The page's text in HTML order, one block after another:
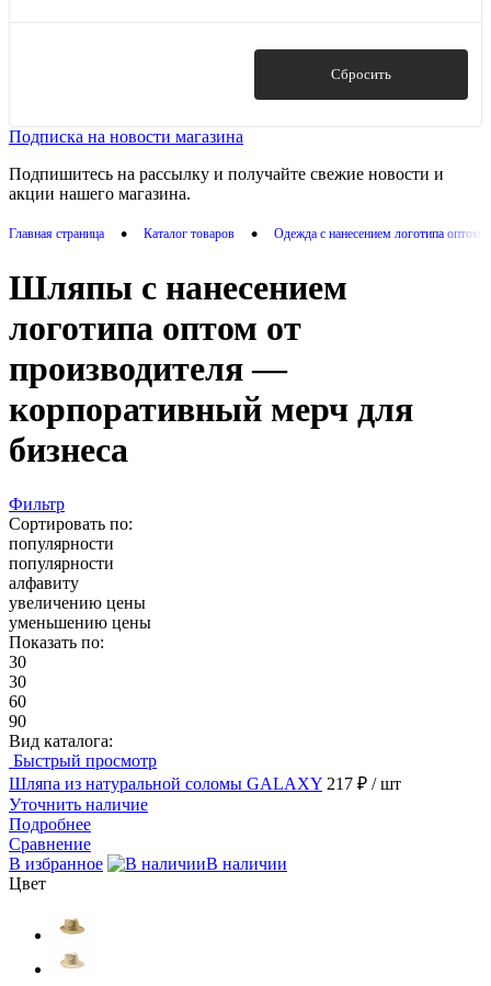
Сбросить
Подписка на новости магазина
Подпишитесь на рассылку и получайте свежие новости и
акции нашего магазина.
Главная страница • Каталог товаров • Одежда с нанесением логотипа оптом
Шляпы с нанесением
логотипа оптом от
производителя —
корпоративный мерч для
бизнеса
Фильтр
Сортировать по:
популярности
популярности
алфавиту
увеличению цены
уменьшению цены
Показать по:
30
30
60
90
Вид каталога:
Быстрый просмотр
Шляпа из натуральной соломы GALAXY 217 ₽ / шт
Уточнить наличие
Подробнее
Сравнение
В избранное
В наличии
Цвет